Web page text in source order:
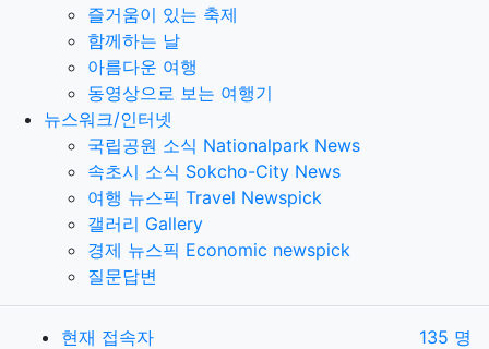
즐거움이 있는 축제
함께하는 날
아름다운 여행
동영상으로 보는 여행기
뉴스워크/인터넷
국립공원 소식 Nationalpark News
속초시 소식 Sokcho-City News
여행 뉴스픽 Travel Newspick
갤러리 Gallery
경제 뉴스픽 Economic newspick
질문답변
현재 접속자
135 명